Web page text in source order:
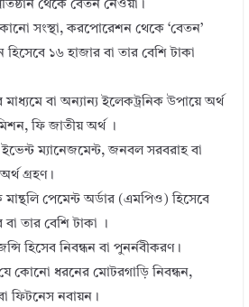
থেকে বেতন নেওয়া।
সংস্থা, করপোরেশন থেকে ‘বেতন’
১৬ হাজার বা তার বেশি টাকা
মাধ্যমে বা অন্যান্য ইলেকট্রনিক উপায়ে অর্থ
ফি জাতীয় অর্থ ।
ইভেন্ট ম্যানেজমেন্ট, জনবল সরবরাহ বা
গ্রহণ।
পেমেন্ট অর্ডার (এমপিও) হিসেবে
বা তার বেশি টাকা ।
হিসেব নিবন্ধন বা পুনর্নবীকরণ।
কোনো ধরনের মোটরগাড়ি নিবন্ধন,
ফিটনেস নবায়ন।